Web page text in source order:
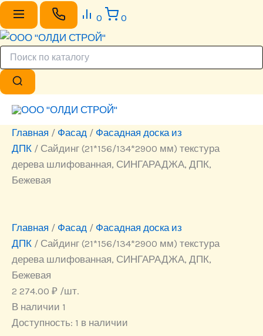
0 0
Главная / Фасад / Фасадная доска из
ДПК / Сайдинг (21*156/134*2900 мм) текстура
дерева шлифованная, СИНГАРАДЖА, ДПК,
Бежевая
Главная / Фасад / Фасадная доска из
ДПК / Сайдинг (21*156/134*2900 мм) текстура
дерева шлифованная, СИНГАРАДЖА, ДПК,
Бежевая
2 274.00 ₽ /шт.
В наличии 1
Доступность: 1 в наличии